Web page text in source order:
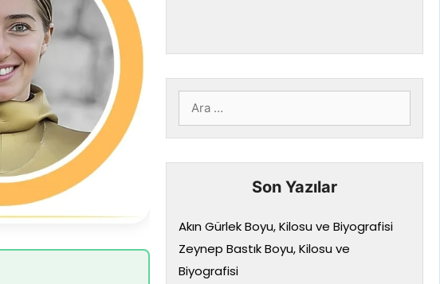
için
ara
Son Yazılar
Akın Gürlek Boyu, Kilosu ve Biyografisi
Zeynep Bastık Boyu, Kilosu ve
Biyografisi